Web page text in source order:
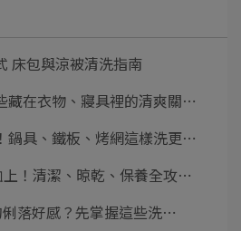
床包與涼被清洗指南
藏在衣物、寢具裡的清爽關⋯
鍋具、鐵板、烤網這樣洗更⋯
！清潔、晾乾、保養全攻⋯
俐落好感？先掌握這些洗⋯